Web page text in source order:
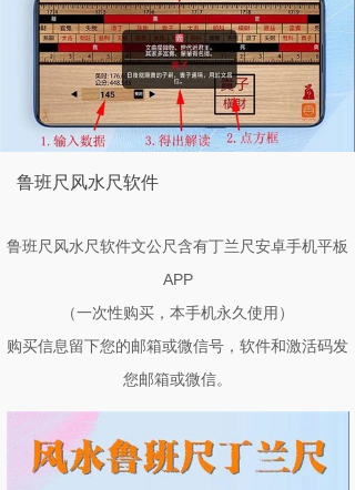
鲁班尺风水尺软件
鲁班尺风水尺软件文公尺含有丁兰尺安卓手机平板
APP
（一次性购买，本手机永久使用）
购买信息留下您的邮箱或微信号，软件和激活码发
您邮箱或微信。